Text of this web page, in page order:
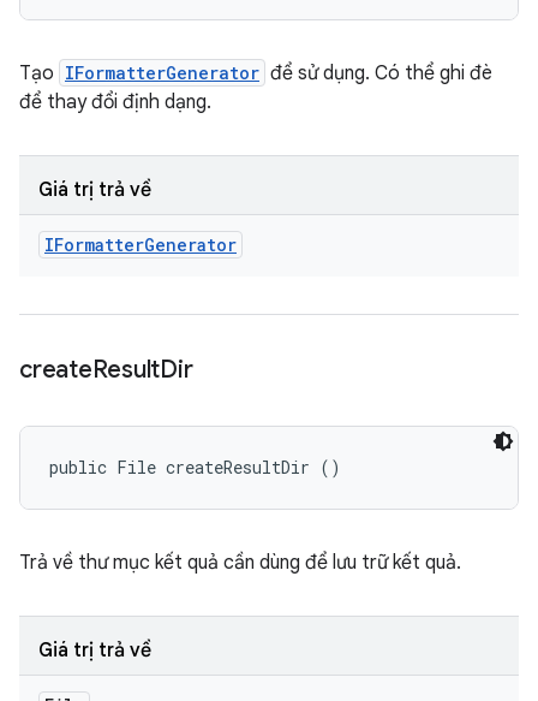
Tạo IFormatterGenerator để sử dụng. Có thể ghi đè
để thay đổi định dạng.
Giá trị trả về
IFormatterGenerator
createResultDir
public File createResultDir ()
Trả về thư mục kết quả cần dùng để lưu trữ kết quả.
Giá trị trả về